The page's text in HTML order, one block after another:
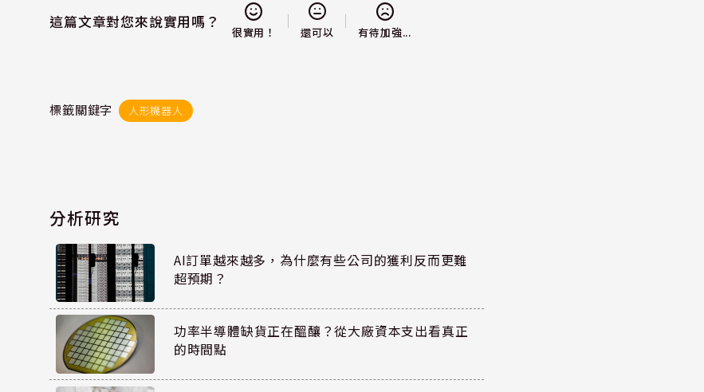
這篇文章對您來說實用嗎？
很實用！ 還可以 有待加強...
標籤關鍵字 人形機器人
分析研究
AI訂單越來越多，為什麼有些公司的獲利反而更難
超預期？
功率半導體缺貨正在醞釀？從大廠資本支出看真正
的時間點